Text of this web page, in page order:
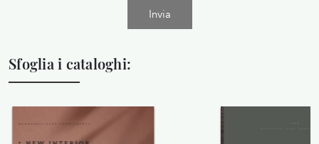
Invia
Sfoglia i cataloghi: